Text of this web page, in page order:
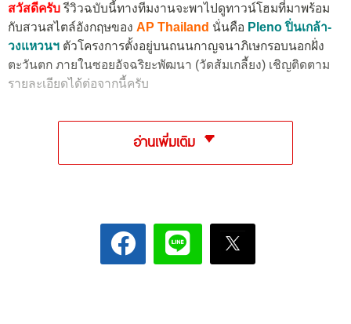
สวัสดีครับรีวิวฉบับนี้ทางทีมงานจะพาไปดูทาวน์โฮมที่มาพร้อม
กับสวนสไตล์อังกฤษของ AP Thailand นั่นคือ Pleno ปิ่นเกล้า-
วงแหวนฯ ตัวโครงการตั้งอยู่บนถนนกาญจนาภิเษกรอบนอกฝั่ง
ตะวันตก ภายในซอยอัจฉริยะพัฒนา (วัดส้มเกลี้ยง) เชิญติดตาม
รายละเอียดได้ต่อจากนี้ครับ
อ่านเพิ่มเติม